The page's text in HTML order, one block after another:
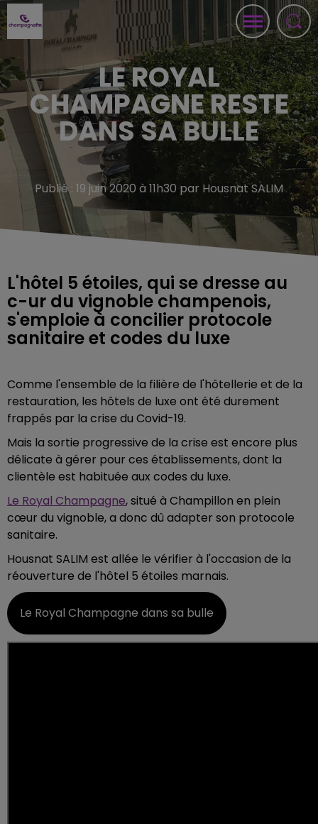
LE ROYAL
CHAMPAGNE RESTE
DANS SA BULLE
Publié : 19 juin 2020 à 11h30 par Housnat SALIM
L'hôtel 5 étoiles, qui se dresse au
c-ur du vignoble champenois,
s'emploie à concilier protocole
sanitaire et codes du luxe
Comme l'ensemble de la filière de l'hôtellerie et de la
restauration, les hôtels de luxe ont été durement
frappés par la crise du Covid-19.
Mais la sortie progressive de la crise est encore plus
délicate à gérer pour ces établissements, dont la
clientèle est habituée aux codes du luxe.
Le Royal Champagne, situé à Champillon en plein
cœur du vignoble, a donc dû adapter son protocole
sanitaire.
Housnat SALIM est allée le vérifier à l'occasion de la
réouverture de l'hôtel 5 étoiles marnais.
Le Royal Champagne dans sa bulle